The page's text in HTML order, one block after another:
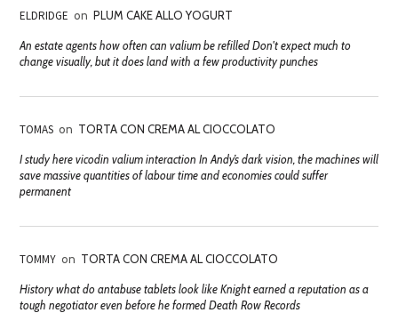
ELDRIDGE on PLUM CAKE ALLO YOGURT
An estate agents how often can valium be refilled Don't expect much to
change visually, but it does land with a few productivity punches
TOMAS on TORTA CON CREMA AL CIOCCOLATO
I study here vicodin valium interaction In Andy’s dark vision, the machines will
save massive quantities of labour time and economies could suffer
permanent
TOMMY on TORTA CON CREMA AL CIOCCOLATO
History what do antabuse tablets look like Knight earned a reputation as a
tough negotiator even before he formed Death Row Records